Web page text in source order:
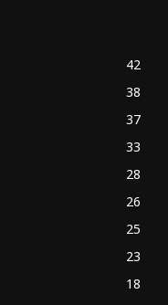
42
38
37
33
28
26
25
23
18